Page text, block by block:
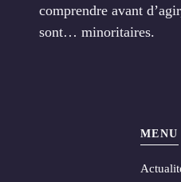
comprendre avant
sont… minoritaires.
MENU